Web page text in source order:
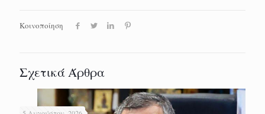
Κοινοποίηση
Σχετικά Άρθρα